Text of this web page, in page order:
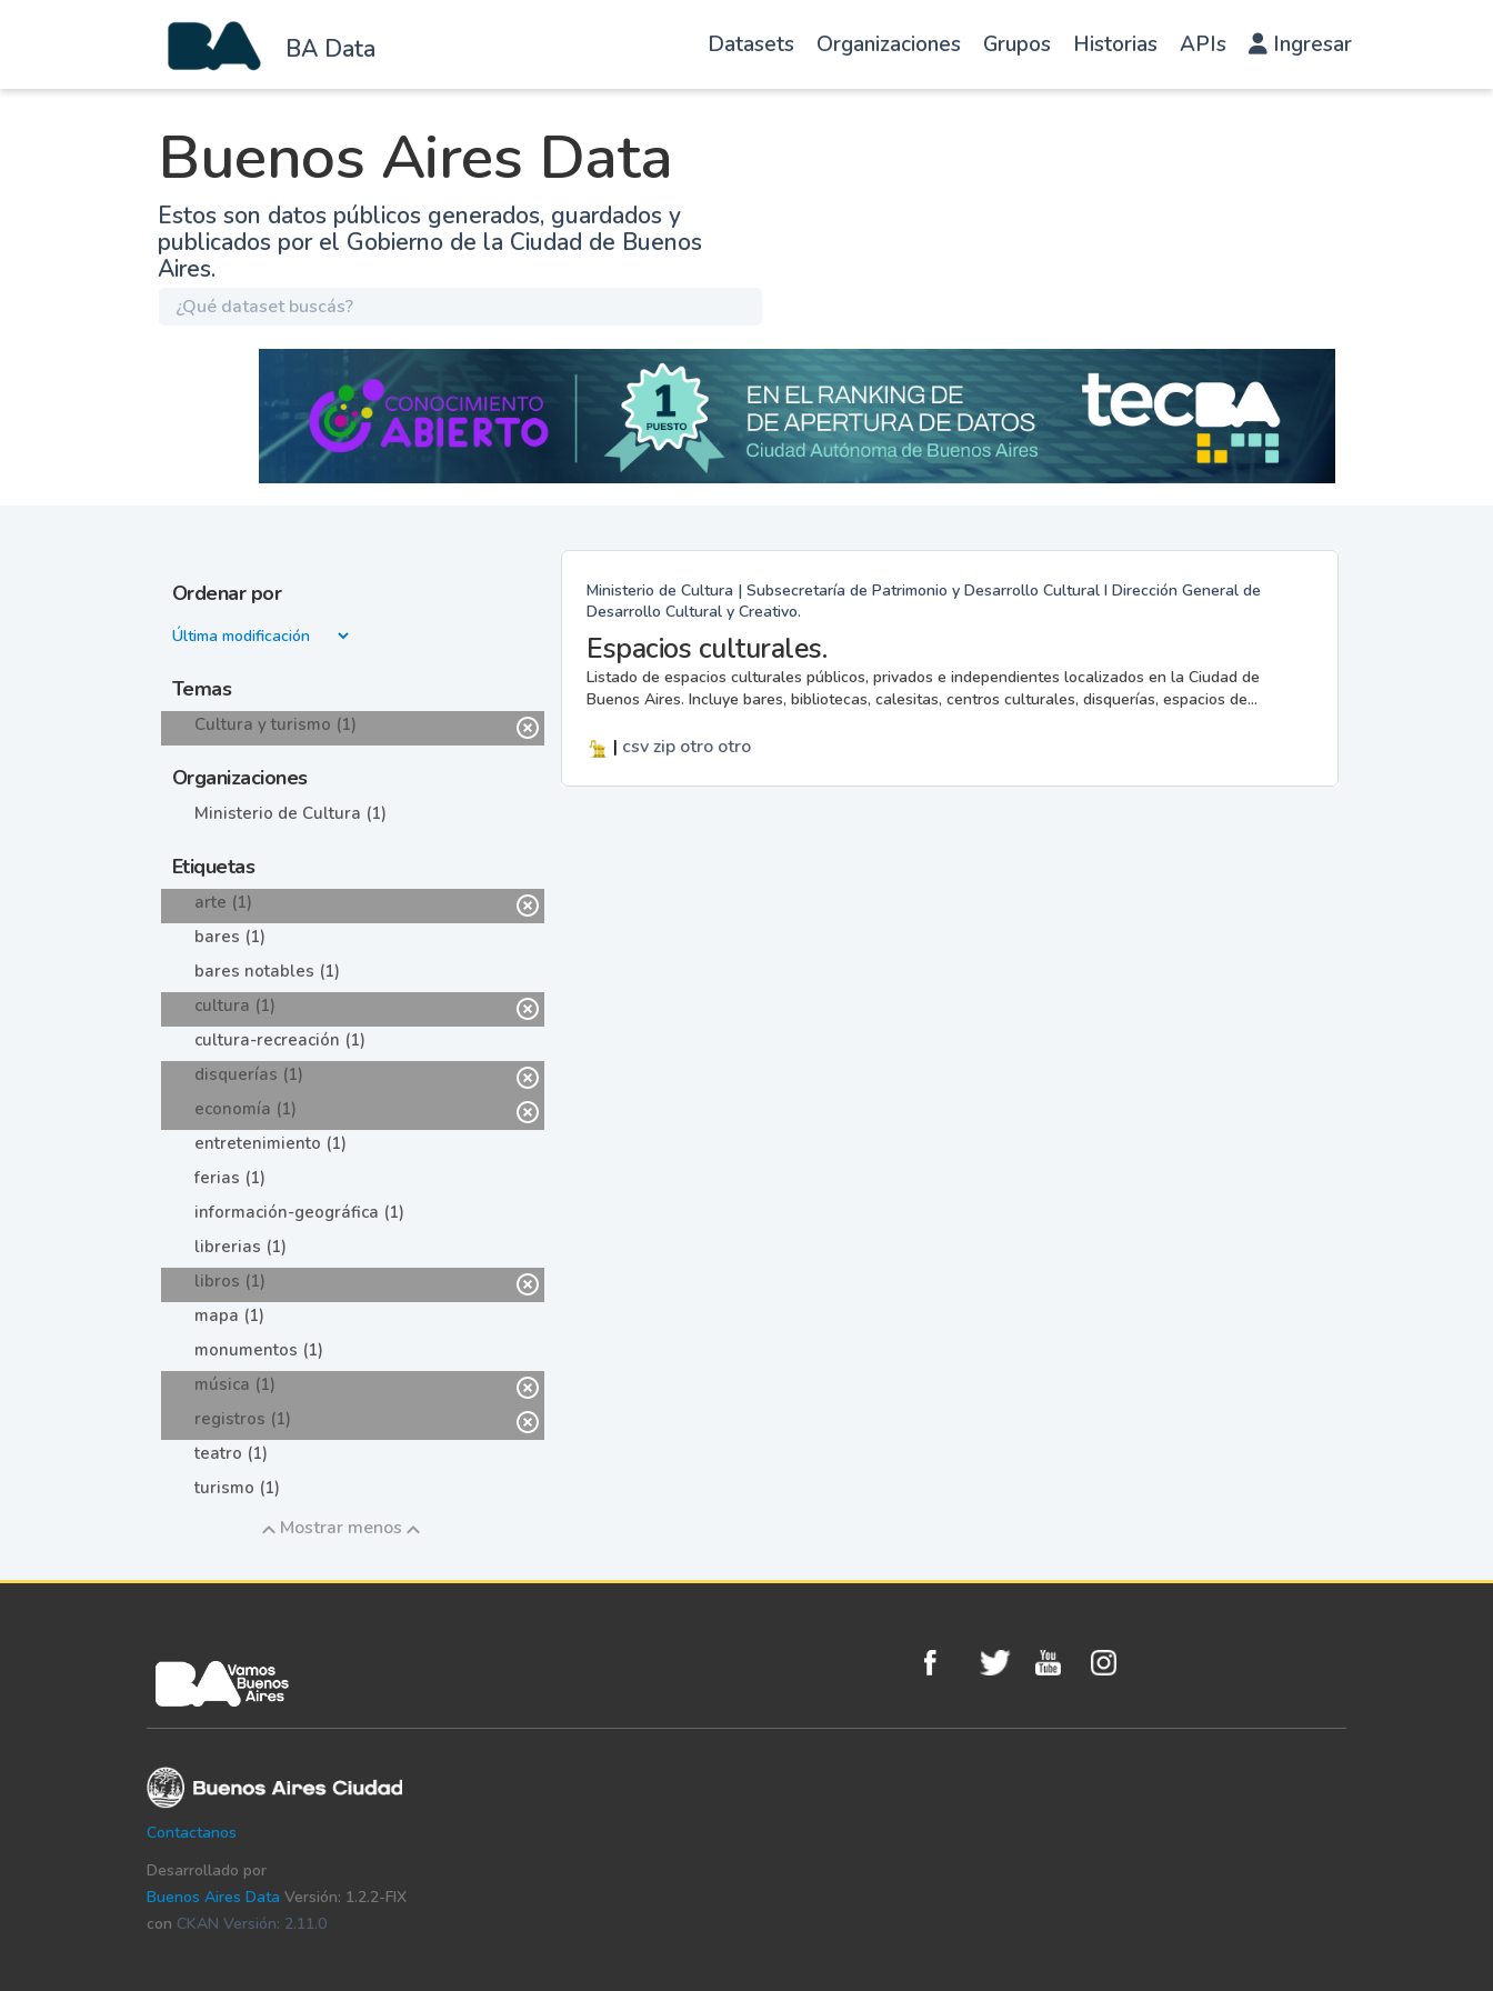
BA Data Datasets Organizaciones Grupos Historias APIs Ingresar
Buenos Aires Data
Estos son datos públicos generados, guardados y
publicados por el Gobierno de la Ciudad de Buenos
Aires.
Ordenar por
Temas
Cultura y turismo (1)
Organizaciones
Ministerio de Cultura (1)
Etiquetas
arte (1)
bares (1)
bares notables (1)
cultura (1)
cultura-recreación (1)
disquerías (1)
economía (1)
entretenimiento (1)
ferias (1)
información-geográfica (1)
librerias (1)
libros (1)
mapa (1)
monumentos (1)
música (1)
registros (1)
teatro (1)
turismo (1)
Mostrar menos
Ministerio de Cultura | Subsecretaría de Patrimonio y Desarrollo Cultural I Dirección General de
Desarrollo Cultural y Creativo.
Espacios culturales.
Listado de espacios culturales públicos, privados e independientes localizados en la Ciudad de
Buenos Aires. Incluye bares, bibliotecas, calesitas, centros culturales, disquerías, espacios de...
| csvzip otro otro
Contactanos
Desarrollado por
Buenos Aires Data Versión: 1.2.2-FIX
con CKAN Versión: 2.11.0